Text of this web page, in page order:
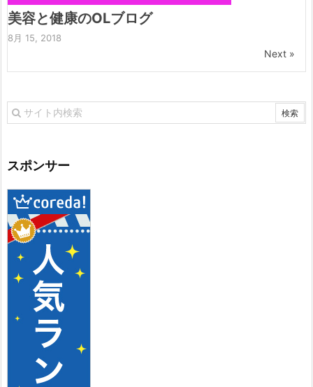
美容と健康のOLブログ
8月 15, 2018
Next »
スポンサー